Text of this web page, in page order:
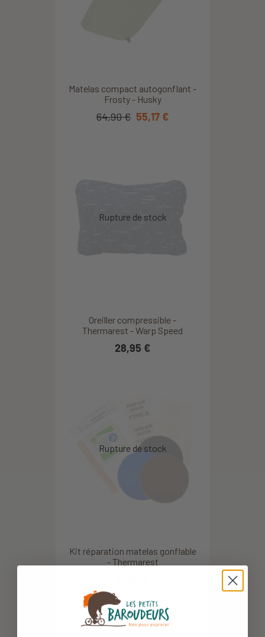
Matelas compact autogonflant -
Frosty - Husky
64,90 € 55,17 €
Oreiller compressible -
Thermarest - Warp Speed
28,95 €
Kit réparation matelas gonflable
- Thermarest